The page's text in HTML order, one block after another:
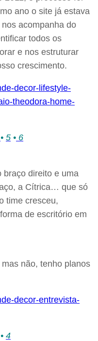
ano o site já estava
acompanha do
todos os
e nos estruturar
crescimento.
• 5 • 6
braço direito e uma
a Cítrica… que só
time cresceu,
de escritório em
não, tenho planos
• 4